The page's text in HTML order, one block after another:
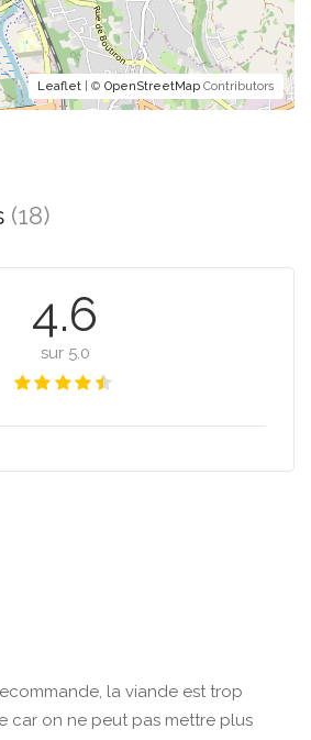
Leaflet | © OpenStreetMap Contributors
(18)
4.6
sur 5.0
la viande est trop
car on ne peut pas mettre plus